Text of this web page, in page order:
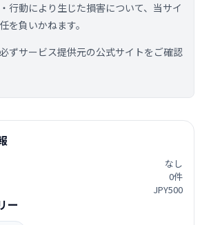
行動により生じた損害について、当サイ
を負いかねます。
ずサービス提供元の公式サイトをご確認
なし
0件
JPY500
ー